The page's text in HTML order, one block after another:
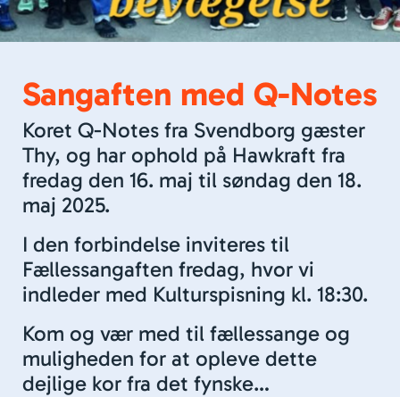
Sangaften med Q-Notes
Koret Q-Notes fra Svendborg gæster
Thy, og har ophold på Hawkraft fra
fredag den 16. maj til søndag den 18.
maj 2025.
I den forbindelse inviteres til
Fællessangaften fredag, hvor vi
indleder med Kulturspisning kl. 18:30.
Kom og vær med til fællessange og
muligheden for at opleve dette
dejlige kor fra det fynske…